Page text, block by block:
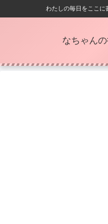
わたしの毎日をここに
なちゃん